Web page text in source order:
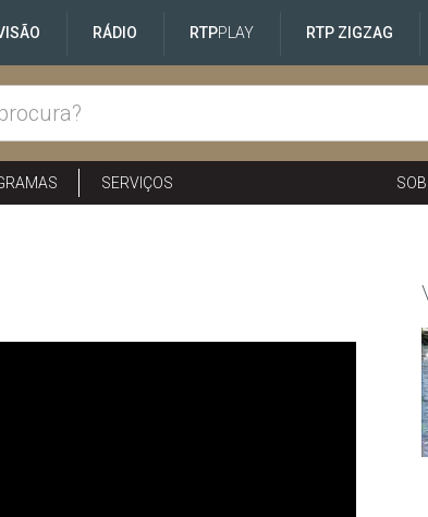
RÁDIO RTPPLAY RTP ZIGZAG
SERVIÇOS